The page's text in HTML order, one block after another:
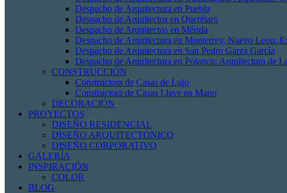
Despacho de Arquitectura en Puebla
Despacho de Arquitectos en Querétaro
Despacho de Arquitectos en Mérida
Despacho de Arquitectura en Monterrey, Nuevo Leon:
Despacho de Arquitectura en San Pedro Garza García
Despacho de Arquitectura en Polanco: Arquitectura de
CONSTRUCCIÓN
Constructora de Casas de Lujo
Constructora de Casas Llave en Mano
DECORACIÓN
PROYECTOS
DISEÑO RESIDENCIAL
DISEÑO ARQUITECTÓNICO
DISEÑO CORPORATIVO
GALERÍA
INSPIRACIÓN
COLOR
BLOG